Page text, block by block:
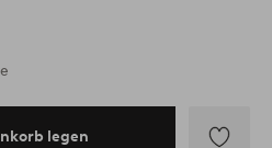
legen